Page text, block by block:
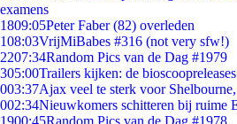
examens
1809:05Peter Faber (82) overleden
108:03VrijMiBabes #316 (not very sfw!)
2207:34Random Pics van de Dag #1979
305:00Trailers kijken: de
003:37Ajax veel te sterk voor
002:34Nieuwkomers schitteren bij ruime
1900:45Random Pics van de Dag #1978